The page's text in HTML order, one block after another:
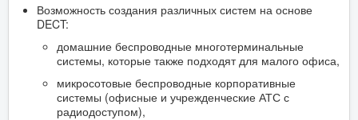
Возможность создания различных систем на основе
DECT:
домашние беспроводные многотерминальные
системы, которые также подходят для малого офиса,
микросотовые беспроводные корпоративные
системы (офисные и учрежденческие АТС с
радиодоступом),